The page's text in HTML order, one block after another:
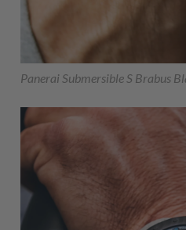
Panerai Submersible S Brabus